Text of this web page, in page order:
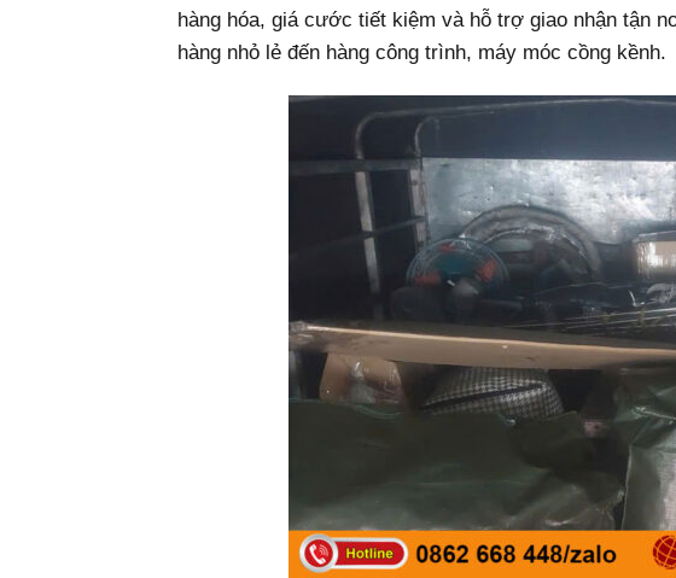
hàng hóa, giá cước tiết kiệm và hỗ trợ giao nhận tận
hàng nhỏ lẻ đến hàng công trình, máy móc cồng kềnh.